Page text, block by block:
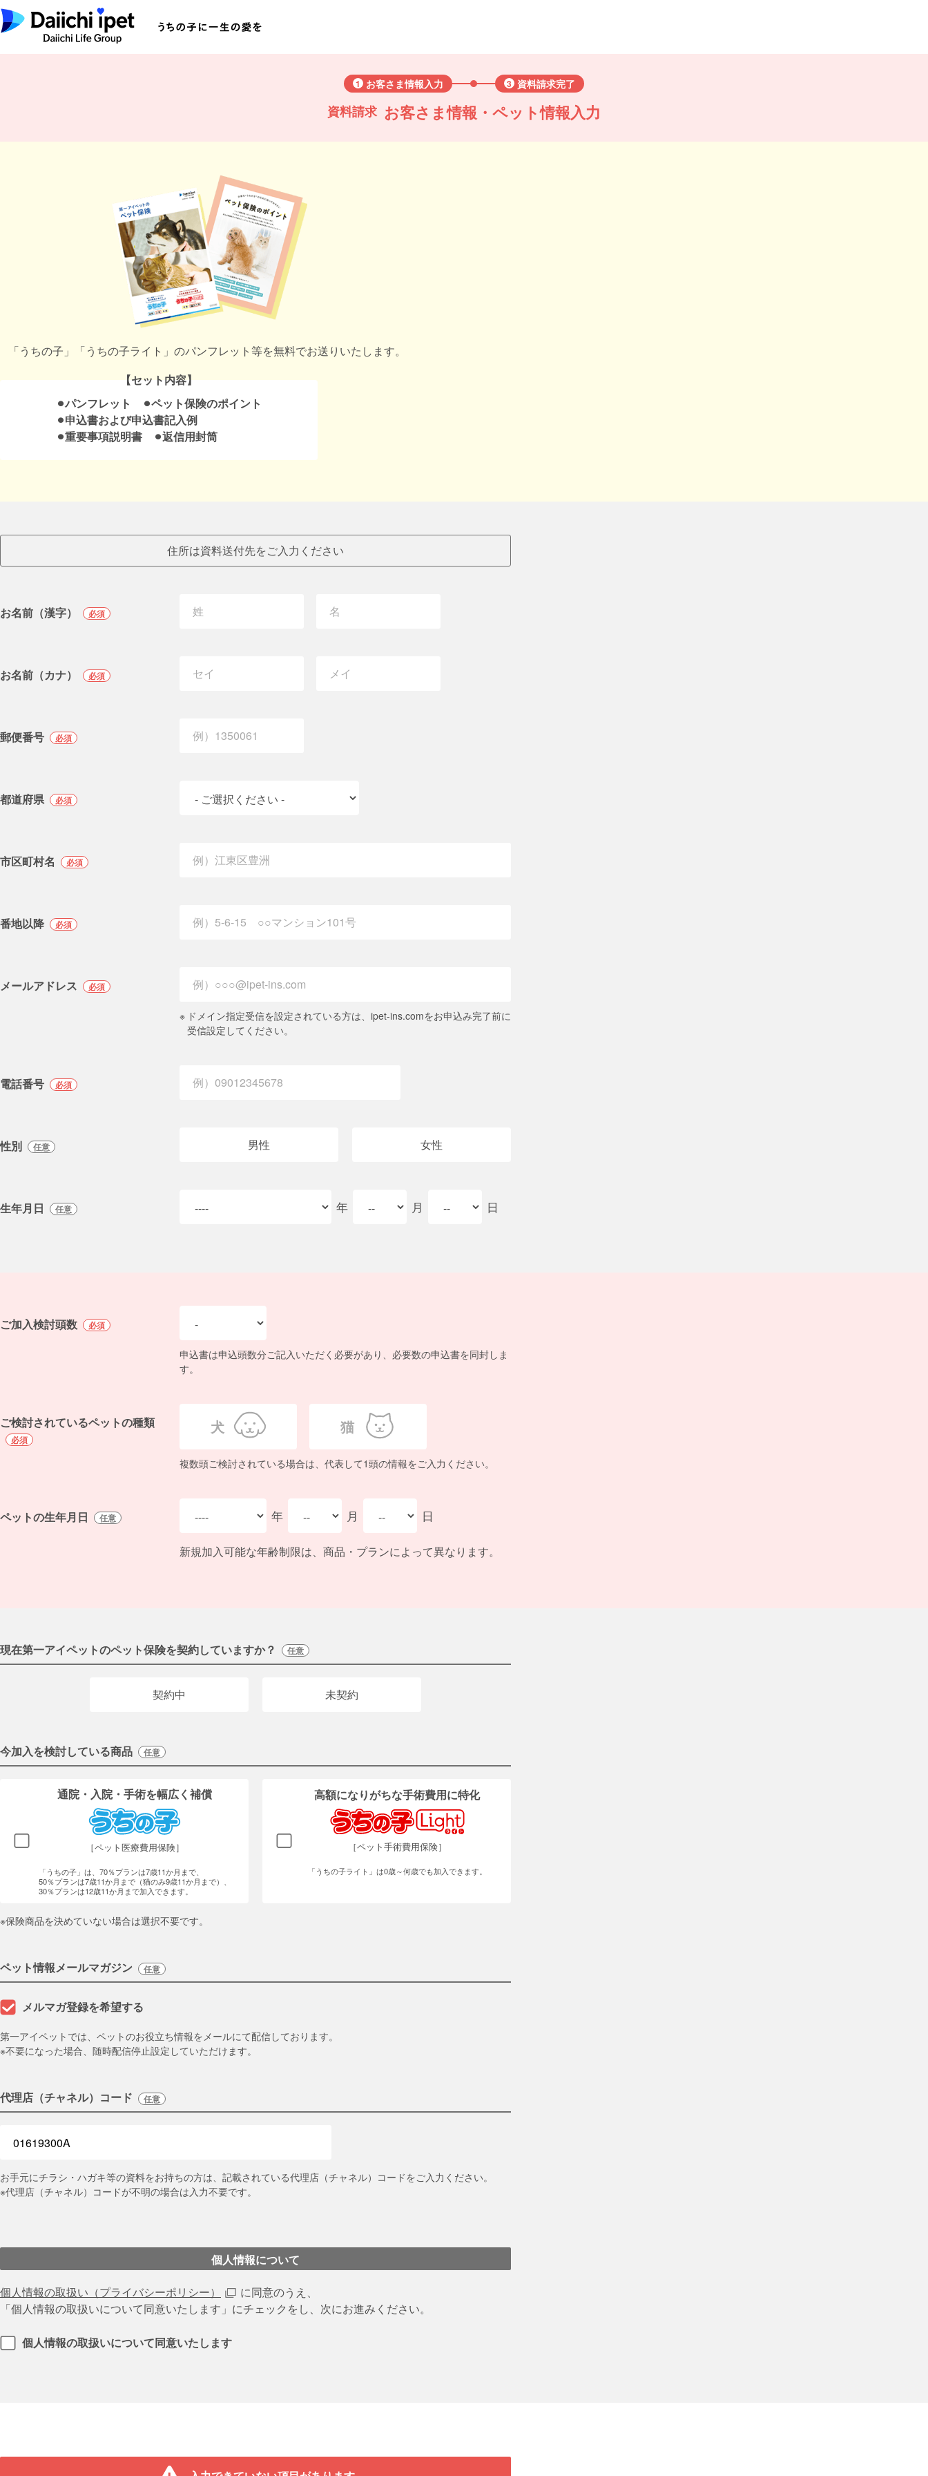
1 お客さま情報入力 3 資料請求完了
資料請求 お客さま情報・ペット情報入力
「うちの子」「うちの子ライト」のパンフレット等を無料でお送りいたします。
【セット内容】
⚫︎パンフレット ⚫︎ペット保険のポイント
⚫︎申込書および申込書記入例
⚫︎重要事項説明書 ⚫︎返信用封筒
住所は資料送付先をご入力ください
お名前（漢字） 必須
お名前（カナ） 必須
郵便番号 必須
都道府県 必須
市区町村名 必須
番地以降 必須
メールアドレス 必須
※ ドメイン指定受信を設定されている方は、ipet-ins.comをお申込み完了前に
受信設定してください。
電話番号 必須
性別 任意 男性 女性
生年月日 任意 年 月 日
ご加入検討頭数 必須
申込書は申込頭数分ご記入いただく必要があり、必要数の申込書を同封しま
す。
ご検討されているペットの種類
必須
犬 猫
複数頭ご検討されている場合は、代表して1頭の情報をご入力ください。
ペットの生年月日 任意 年 月 日
新規加入可能な年齢制限は、商品・プランによって異なります。
現在第一アイペットのペット保険を契約していますか？ 任意
契約中 未契約
今加入を検討している商品 任意
通院・入院・手術を幅広く補償
［ペット医療費用保険］
「うちの子」は、70％プランは7歳11か月まで、
50％プランは7歳11か月まで（猫のみ9歳11か月まで）、
30％プランは12歳11か月まで加入できます。
高額になりがちな手術費用に特化
［ペット手術費用保険］
「うちの子ライト」は0歳～何歳でも加入できます。
※保険商品を決めていない場合は選択不要です。
ペット情報メールマガジン 任意
メルマガ登録を希望する
第一アイペットでは、ペットのお役立ち情報をメールにて配信しております。
※不要になった場合、随時配信停止設定していただけます。
代理店（チャネル）コード 任意
お手元にチラシ・ハガキ等の資料をお持ちの方は、記載されている代理店（チャネル）コードをご入力ください。
※代理店（チャネル）コードが不明の場合は入力不要です。
個人情報について
個人情報の取扱い（プライバシーポリシー）
に同意のうえ、
「個⼈情報の取扱いについて同意いたします」にチェックをし、次にお進みください。
個人情報の取扱いについて同意いたします